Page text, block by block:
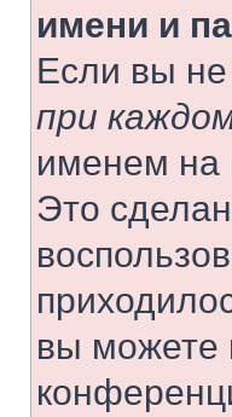
имени и
Если вы
при
именем на
Это
вы можете